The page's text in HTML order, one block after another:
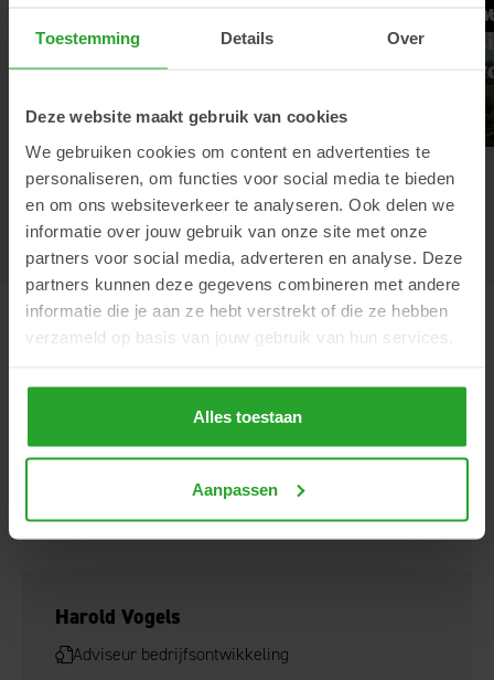
Toestemming Details Over
Deze website maakt gebruik van cookies
We gebruiken cookies om content en advertenties te
personaliseren, om functies voor social media te bieden
en om ons websiteverkeer te analyseren. Ook delen we
informatie over jouw gebruik van onze site met onze
partners voor social media, adverteren en analyse. Deze
partners kunnen deze gegevens combineren met andere
informatie die je aan ze hebt verstrekt of die ze hebben
verzameld op basis van jouw gebruik van hun services.
Alles toestaan
Aanpassen
Hoe staat
Vul de
Onze
Onze adviseurs ondersteunen je graag bij het realiseren van
je toekomstplannen - van vergunning tot bouw. Ook op het
gebied van mest, mineralen en productierechten geven zij
Harold Vogels
Adviseur bedrijfsontwikkeling